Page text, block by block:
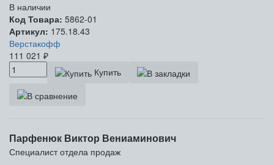
В наличии
Код Товара: 5862-01
Артикул: 175.18.43
Верстакофф
111 021 ₽
Купить
Парфенюк Виктор Вениаминович
Специалист отдела продаж